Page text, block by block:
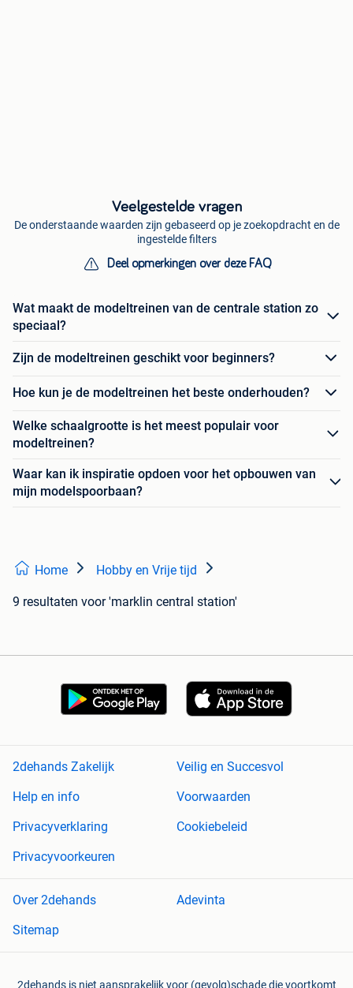
Veelgestelde vragen
De onderstaande waarden zijn gebaseerd op je zoekopdracht en de
ingestelde filters
Deel opmerkingen over deze FAQ
Wat maakt de modeltreinen van de centrale station zo
speciaal?
Zijn de modeltreinen geschikt voor beginners?
Hoe kun je de modeltreinen het beste onderhouden?
Welke schaalgrootte is het meest populair voor
modeltreinen?
Waar kan ik inspiratie opdoen voor het opbouwen van
mijn modelspoorbaan?
Home Hobby en Vrije tijd
9 resultaten voor 'marklin central station'
2dehands Zakelijk
Veilig en Succesvol
Help en info
Voorwaarden
Privacyverklaring
Cookiebeleid
Privacyvoorkeuren
Over 2dehands
Adevinta
Sitemap
2dehands is niet aansprakelijk voor (gevolg)schade die voortkomt